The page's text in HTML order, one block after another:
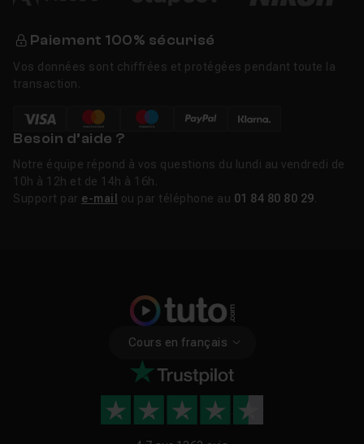
Paiement 100% sécurisé
Vos données sont chiffrées et protégées pendant toute la
transaction.
Besoin d’aide ?
Notre équipe répond à vos questions du lundi au vendredi de
10h à 12h et de 14h à 16h.
Support par e-mail ou par téléphone au 01 84 80 80 29
Cours en français